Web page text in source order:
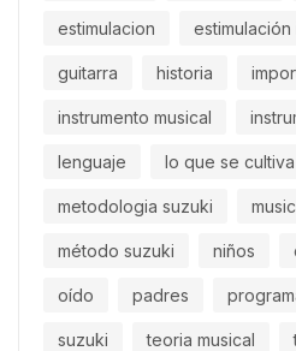
estimulacion estimulación
guitarra historia
instrumento musical
lenguaje lo que se cultiva
metodologia suzuki
método suzuki niños
oído padres
suzuki teoria musical